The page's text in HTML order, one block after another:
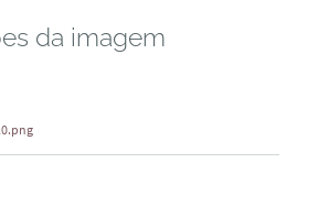
da imagem